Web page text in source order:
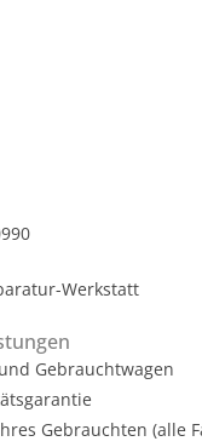
Werkstatt
Gebrauchtwagen
Gebrauchten (alle